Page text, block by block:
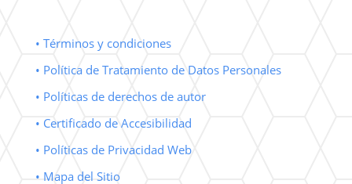
• Términos y condiciones
• Política de Tratamiento de Datos Personales
• Políticas de derechos de autor
• Certificado de Accesibilidad
• Políticas de Privacidad Web
• Mapa del Sitio